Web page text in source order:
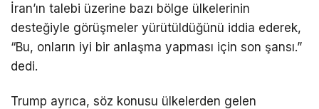
İran’ın talebi üzerine bazı bölge ülkelerinin
desteğiyle görüşmeler yürütüldüğünü iddia ederek,
“Bu, onların iyi bir anlaşma yapması için son şansı.”
dedi.
Trump ayrıca, söz konusu ülkelerden gelen